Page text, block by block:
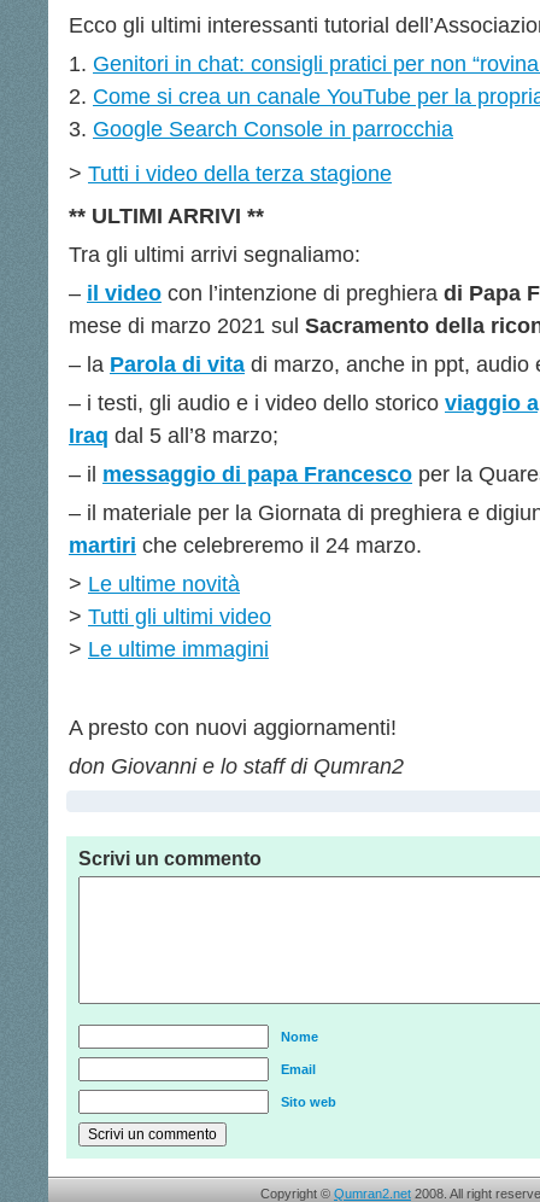
Ecco gli ultimi interessanti tutorial
Genitori in chat: consigli pratici per non
Come si crea un canale YouTube per la
Google Search Console in parrocchia
> Tutti i video della terza stagione
** ULTIMI ARRIVI **
Tra gli ultimi arrivi segnaliamo:
– il video con l’intenzione di preghiera di Papa
mese di marzo 2021 sul Sacramento della
– la Parola di vita di marzo, anche in ppt, audio
– i testi, gli audio e i video dello storico viaggio
Iraq dal 5 all’8 marzo;
– il messaggio di papa Francesco per la
– il materiale per la Giornata di preghiera e
martiri che celebreremo il 24 marzo.
> Le ultime novità
> Tutti gli ultimi video
> Le ultime immagini
A presto con nuovi aggiornamenti!
don Giovanni e lo staff di Qumran2
Scrivi un commento
Nome
Email
Sito web
Copyright © Qumran2.net 2008. All right